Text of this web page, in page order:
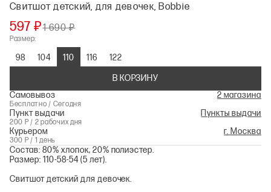
Свитшот детский, для девочек, Bobbie
597 ₽1 690 ₽
Размер:
98 104 110 116
122
В КОРЗИНУ
Самовывоз
2 магазина
Бесплатно / Сегодня
Пункт выдачи Пункты выдачи
200 Р / 2 рабочих дня
Курьером г. Москва
300 Р / 1 день
Состав: 80% хлопок, 20% полиэстер.
Размер: 110-58-54 (5 лет).
Свитшот детский для девочек.